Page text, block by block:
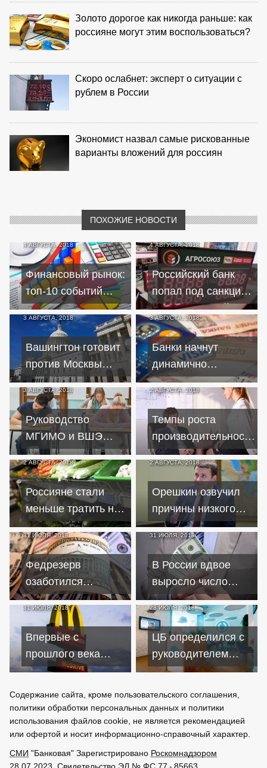
Золото дорогое как никогда раньше: как
россияне могут этим воспользоваться?
Скоро ослабнет: эксперт о ситуации с
рублем в России
Экономист назвал самые рискованные
варианты вложений для россиян
ПОХОЖИЕ НОВОСТИ
4 АВГУСТА, 2018
Финансовый рынок:
топ-10 событий
начала августа
4 АВГУСТА, 2018
Российский банк
попал под санкции
из-за Северной
Кореи
3 АВГУСТА, 2018
Вашингтон готовит
против Москвы
очередные
"сокрушительные"
санкции
3 АВГУСТА, 2018
Банки начнут
динамично
повышать ставки по
кредитам
3 АВГУСТА, 2018
Руководство
МГИМО и ВШЭ
инициирует
возвращение
образовательных
кредитов
2 АВГУСТА, 2018
Темпы роста
производительности
труда в России
ускорятся не ранее
2020 года
2 АВГУСТА, 2018
Россияне стали
меньше тратить на
текущее
потребление
2 АВГУСТА, 2018
Орешкин озвучил
причины низкого
кредитования
бизнеса
31 ИЮЛЯ, 2018
Федрезерв
озаботился
перспективами
инфляции и
занятости в США
31 ИЮЛЯ, 2018
В России вдвое
выросло число
черных кредиторов
31 ИЮЛЯ, 2018
Впервые с
прошлого века
"Макдоналдс"
России
28 ИЮЛЯ, 2018
ЦБ определился с
руководителем
банка проблемных
Содержание сайта, кроме пользовательского соглашения,
политики обработки персональных данных и политики
использования файлов cookie, не является рекомендацией
или офертой и носит информационно-справочный характер.
СМИ "Банковая" Зарегистрировано Роскомнадзором